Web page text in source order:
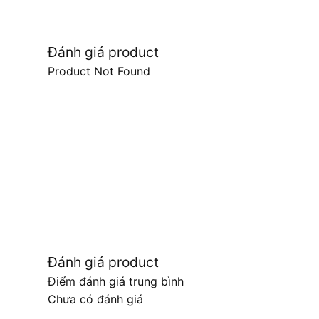
Đánh giá product
Product Not Found
Đánh giá product
Điểm đánh giá trung bình
Chưa có đánh giá